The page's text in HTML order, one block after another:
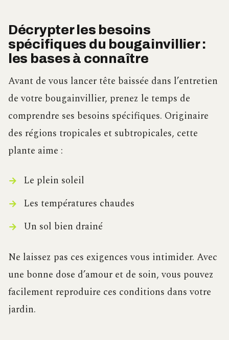
Décrypter les besoins
spécifiques du bougainvillier :
les bases à connaître
Avant de vous lancer tête baissée dans l’entretien
de votre bougainvillier, prenez le temps de
comprendre ses besoins spécifiques. Originaire
des régions tropicales et subtropicales, cette
plante aime :
Le plein soleil
Les températures chaudes
Un sol bien drainé
Ne laissez pas ces exigences vous intimider. Avec
une bonne dose d’amour et de soin, vous pouvez
facilement reproduire ces conditions dans votre
jardin.